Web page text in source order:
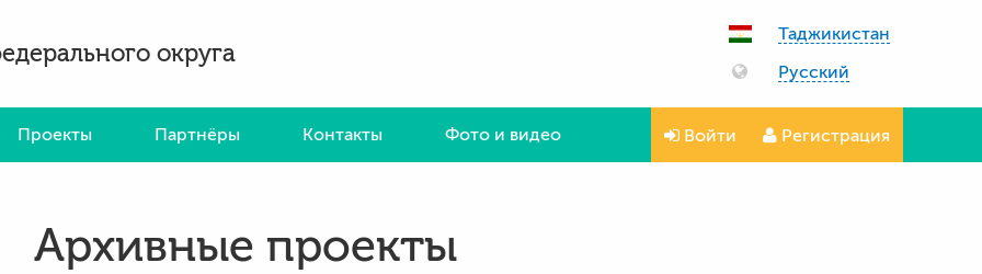
округа
Таджикистан
Русский
Проекты Партнёры Контакты Фото и видео Войти Регистрация
Архивные проекты